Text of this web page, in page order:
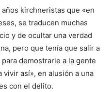
kirchneristas que «en
se traducen muchas
y de ocultar una verdad
pero que tenía que salir a
demostrarle a la gente
así», en alusión a una
con el delito.